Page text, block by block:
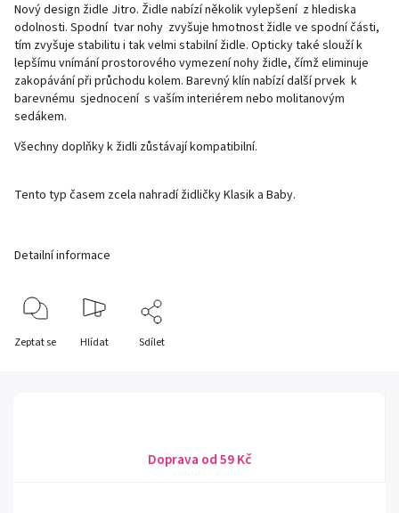
Nový design židle Jitro. Židle nabízí několik vylepšení z hlediska
odolnosti. Spodní tvar nohy zvyšuje hmotnost židle ve spodní části,
tím zvyšuje stabilitu i tak velmi stabilní židle. Opticky také slouží k
lepšímu vnímání prostorového vymezení nohy židle, čímž eliminuje
zakopávání při průchodu kolem. Barevný klín nabízí další prvek k
barevnému sjednocení s vaším interiérem nebo molitanovým
sedákem.
Všechny doplňky k židli zůstávají kompatibilní.
Tento typ časem zcela nahradí židličky Klasik a Baby.
Detailní informace
Zeptat se Hlídat Sdílet
Doprava od 59 Kč